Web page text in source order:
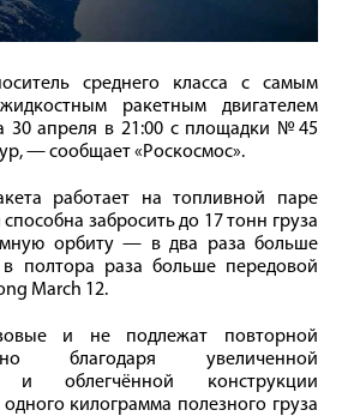
среднего класса с самым
ракетным двигателем
30 апреля в 21:00 с площадки №45
— сообщает «Роскосмос».
работает на топливной паре
забросить до 17 тонн груза
орбиту — в два раза больше
полтора раза больше передовой
March 12.
и не подлежат повторной
благодаря увеличенной
и облегчённой конструкции
килограмма полезного груза